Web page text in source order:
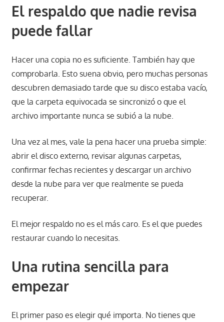
El respaldo que nadie revisa
puede fallar
Hacer una copia no es suficiente. También hay que
comprobarla. Esto suena obvio, pero muchas personas
descubren demasiado tarde que su disco estaba vacío,
que la carpeta equivocada se sincronizó o que el
archivo importante nunca se subió a la nube.
Una vez al mes, vale la pena hacer una prueba simple:
abrir el disco externo, revisar algunas carpetas,
confirmar fechas recientes y descargar un archivo
desde la nube para ver que realmente se pueda
recuperar.
El mejor respaldo no es el más caro. Es el que puedes
restaurar cuando lo necesitas.
Una rutina sencilla para
empezar
El primer paso es elegir qué importa. No tienes que